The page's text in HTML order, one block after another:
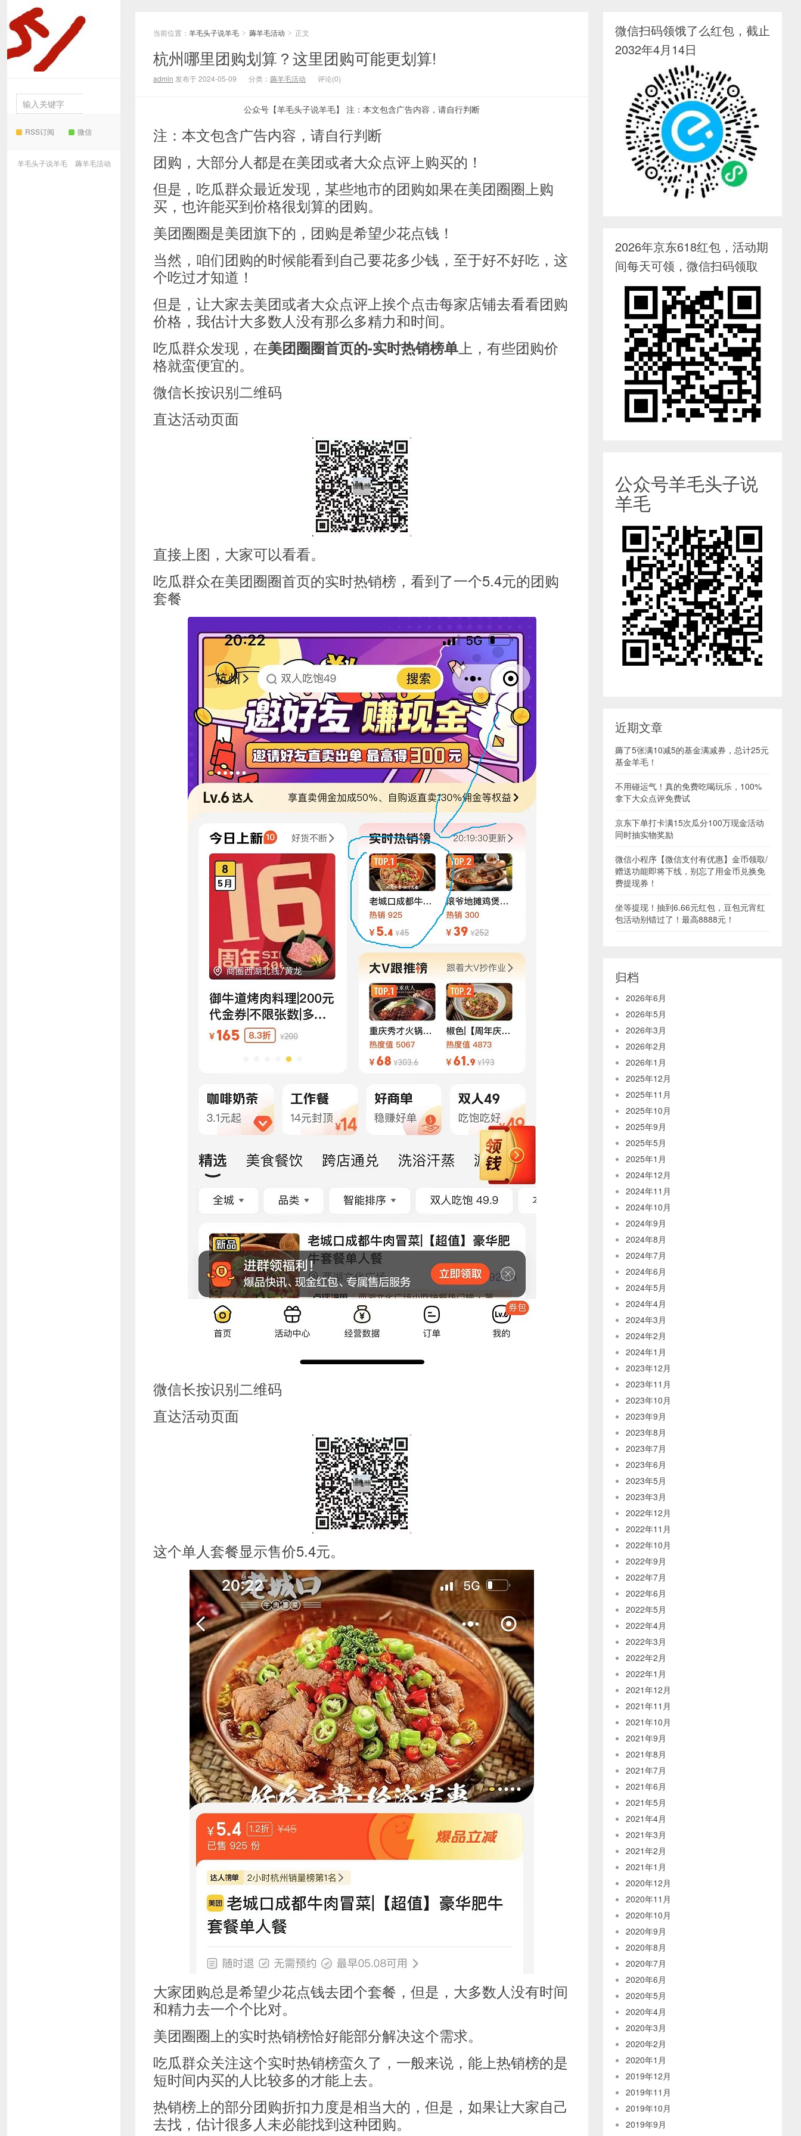
RSS订阅 微信
羊毛头子说羊毛 薅羊毛活动
当前位置： 羊毛头子说羊毛 > 薅羊毛活动 > 正文
杭州哪里团购划算？这里团购可能更划算!
admin 发布于 2024-05-09 分类： 薅羊毛活动 评论(0)
公众号【羊毛头子说羊毛】 注：本文包含广告内容，请自行判断
注：本文包含广告内容，请自行判断
团购，大部分人都是在美团或者大众点评上购买的！
但是，吃瓜群众最近发现，某些地市的团购如果在美团圈圈上购
买，也许能买到价格很划算的团购。
美团圈圈是美团旗下的，团购是希望少花点钱！
当然，咱们团购的时候能看到自己要花多少钱，至于好不好吃，这
个吃过才知道！
但是，让大家去美团或者大众点评上挨个点击每家店铺去看看团购
价格，我估计大多数人没有那么多精力和时间。
吃瓜群众发现，在美团圈圈首页的-实时热销榜单上，有些团购价
格就蛮便宜的。
微信长按识别二维码
直达活动页面
直接上图，大家可以看看。
吃瓜群众在美团圈圈首页的实时热销榜，看到了一个5.4元的团购
套餐
微信长按识别二维码
直达活动页面
这个单人套餐显示售价5.4元。
大家团购总是希望少花点钱去团个套餐，但是，大多数人没有时间
和精力去一个个比对。
美团圈圈上的实时热销榜恰好能部分解决这个需求。
吃瓜群众关注这个实时热销榜蛮久了，一般来说，能上热销榜的是
短时间内买的人比较多的才能上去。
热销榜上的部分团购折扣力度是相当大的，但是，如果让大家自己
去找，估计很多人未必能找到这种团购。
微信扫码领饿了么红包，截止
2032年4月14日
2026年京东618红包，活动期
间每天可领，微信扫码领取
公众号羊毛头子说
羊毛
近期文章
薅了5张满10减5的基金满减券，总计25元
基金羊毛！
不用碰运气！真的免费吃喝玩乐，100%
拿下大众点评免费试
京东下单打卡满15次瓜分100万现金活动
同时抽实物奖励
微信小程序【微信支付有优惠】金币领取/
赠送功能即将下线，别忘了用金币兑换免
费提现券！
坐等提现！抽到6.66元红包，豆包元宵红
包活动别错过了！最高8888元！
归档
2026年6月
2026年5月
2026年3月
2026年2月
2026年1月
2025年12月
2025年11月
2025年10月
2025年9月
2025年5月
2025年1月
2024年12月
2024年11月
2024年10月
2024年9月
2024年8月
2024年7月
2024年6月
2024年5月
2024年4月
2024年3月
2024年2月
2024年1月
2023年12月
2023年11月
2023年10月
2023年9月
2023年8月
2023年7月
2023年6月
2023年5月
2023年3月
2022年12月
2022年11月
2022年10月
2022年9月
2022年7月
2022年6月
2022年5月
2022年4月
2022年3月
2022年2月
2022年1月
2021年12月
2021年11月
2021年10月
2021年9月
2021年8月
2021年7月
2021年6月
2021年5月
2021年4月
2021年3月
2021年2月
2021年1月
2020年12月
2020年11月
2020年10月
2020年9月
2020年8月
2020年7月
2020年6月
2020年5月
2020年4月
2020年3月
2020年2月
2020年1月
2019年12月
2019年11月
2019年10月
2019年9月